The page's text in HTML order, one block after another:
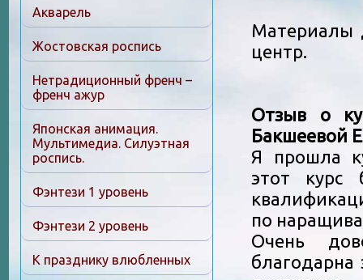
Материалы
центр.
Отзыв о
Бакшеевой
Я прошла
этот курс
по
Очень
благодарна
Акварель
Жостовская роспись
Нетрадиционный френч –
френч ажур
Японская анимация.
Мультимедиа. Силуэтная
роспись.
Фэнтези 1 уровень
Фэнтези 2 уровень
К празднику влюбленных